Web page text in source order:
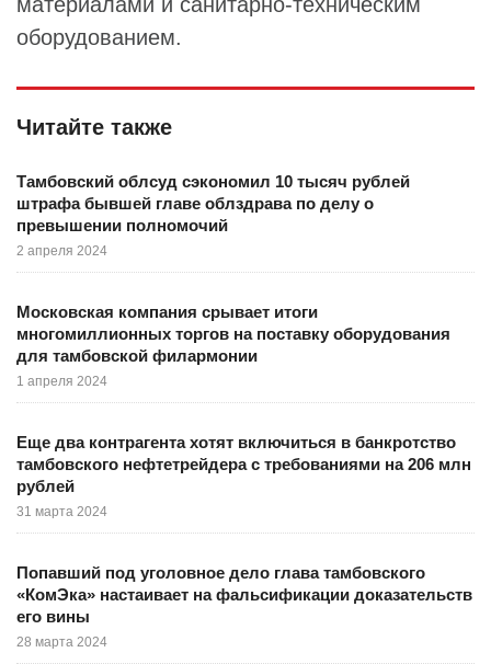
оборудованием.
Читайте также
Тамбовский облсуд сэкономил 10 тысяч рублей
штрафа бывшей главе облздрава по делу о
превышении полномочий
2 апреля 2024
Московская компания срывает итоги
многомиллионных торгов на поставку оборудования
для тамбовской филармонии
1 апреля 2024
Еще два контрагента хотят включиться в банкротство
тамбовского нефтетрейдера с требованиями на 206 млн
рублей
31 марта 2024
Попавший под уголовное дело глава тамбовского
«КомЭка» настаивает на фальсификации доказательств
его вины
28 марта 2024